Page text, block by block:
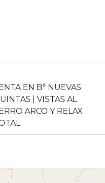
EN B° NUEVAS
| VISTAS AL
ARCO Y RELAX